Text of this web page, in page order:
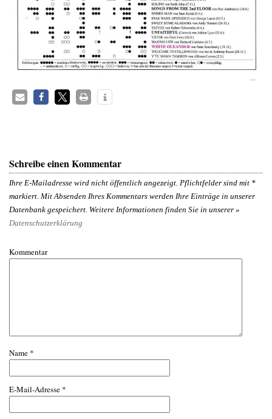
Schreibe einen Kommentar
Ihre E-Mailadresse wird nicht öffentlich angezeigt. Pflichtfelder sind mit *
markiert. Mit Absenden Ihres Kommentars werden Ihre Einträge in unserer
Datenbank gespeichert. Weitere Informationen finden Sie in unserer »
Datenschutzerklärung
Kommentar
Name *
E-Mail-Adresse *